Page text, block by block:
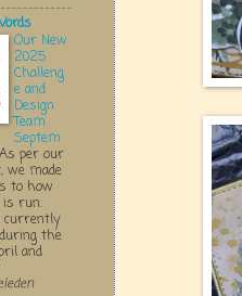
Our New
2025
Challeng
e and
Design
Team
Septem
As per our
we made
to how
is run.
currently
the
and